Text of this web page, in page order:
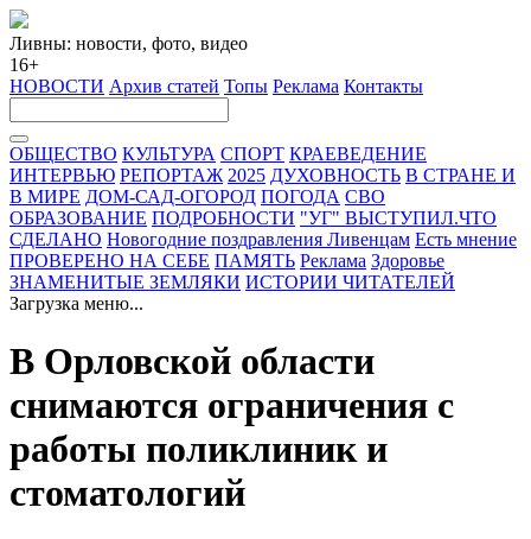
Ливны: новости, фото, видео
16+
НОВОСТИ Архив статей Топы Реклама Контакты
ОБЩЕСТВО КУЛЬТУРА СПОРТ КРАЕВЕДЕНИЕ
ИНТЕРВЬЮ РЕПОРТАЖ 2025 ДУХОВНОСТЬ В СТРАНЕ И
В МИРЕ ДОМ-САД-ОГОРОД ПОГОДА СВО
ОБРАЗОВАНИЕ ПОДРОБНОСТИ "УГ" ВЫСТУПИЛ.ЧТО
СДЕЛАНО Новогодние поздравления Ливенцам Есть мнение
ПРОВЕРЕНО НА СЕБЕ ПАМЯТЬ Реклама Здоровье
ЗНАМЕНИТЫЕ ЗЕМЛЯКИ ИСТОРИИ ЧИТАТЕЛЕЙ
Загрузка меню...
В Орловской области
снимаются ограничения с
работы поликлиник и
стоматологий